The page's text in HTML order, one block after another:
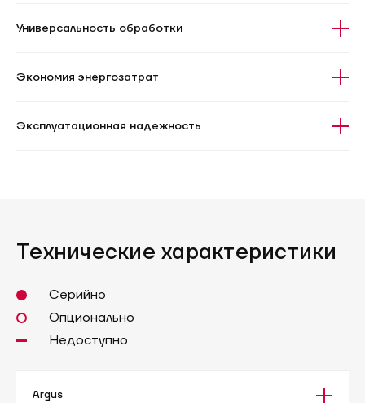
Универсальность обработки
Экономия энергозатрат
Эксплуатационная надежность
Технические характеристики
Серийно
Опционально
Недоступно
Argus